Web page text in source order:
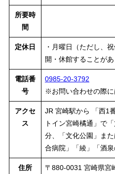
所要時
間
定休日
・月曜日（ただし、
開・休館することがあ
電話番
号
0985-20-3792
※お問い合わせの際
アクセ
ス
JR 宮崎駅から 「西1
トイン宮崎橘通」で
分、「文化公園」ま
合病院」「綾」「酒
住所 〒880-0031 宮崎県宮